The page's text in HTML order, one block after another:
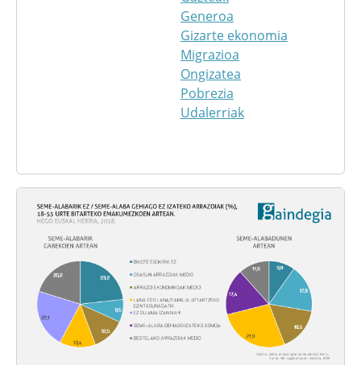
Generoa
Gizarte ekonomia
Migrazioa
Ongizatea
Pobrezia
Udalerriak